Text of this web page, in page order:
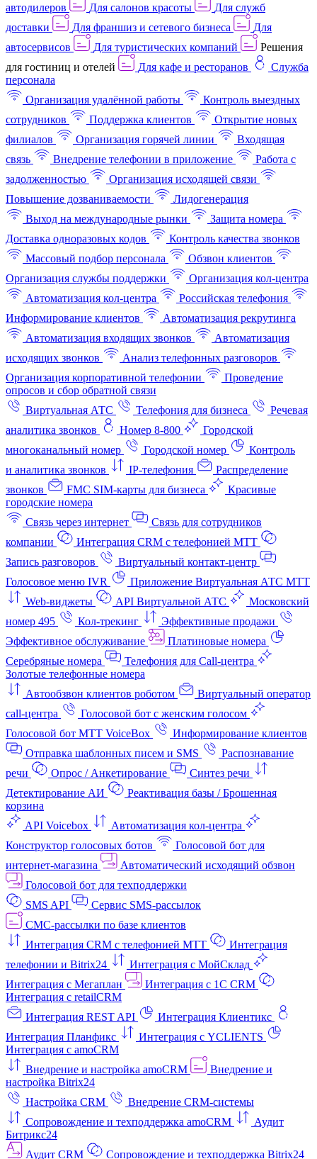
автодилеров
Для салонов красоты
Для служб
доставки
Для франшиз и сетевого бизнеса
Для
автосервисов
Для туристических компаний
Решения
для гостиниц и отелей
Для кафе и ресторанов
Служба
персонала
Организация удалённой работы
Контроль выездных
сотрудников
Поддержка клиентов
Открытие новых
филиалов
Организация горячей линии
Входящая
связь
Внедрение телефонии в приложение
Работа с
задолженностью
Организация исходящей связи
Повышение дозваниваемости
Лидогенерация
Выход на международные рынки
Защита номера
Доставка одноразовых кодов
Контроль качества звонков
Массовый подбор персонала
Обзвон клиентов
Организация службы поддержки
Организация кол-центра
Автоматизация кол-центра
Российская телефония
Информирование клиентов
Автоматизация рекрутинга
Автоматизация входящих звонков
Автоматизация
исходящих звонков
Анализ телефонных разговоров
Организация корпоративной телефонии
Проведение
опросов и сбор обратной связи
Виртуальная АТС
Телефония для бизнеса
Речевая
аналитика звонков
Номер 8-800
Городской
многоканальный номер
Городской номер
Контроль
и аналитика звонков
IP-телефония
Распределение
звонков
FMC SIM-карты для бизнеса
Красивые
городские номера
Связь через интернет
Связь для сотрудников
компании
Интеграция CRM с телефонией МТТ
Запись разговоров
Виртуальный контакт‑центр
Голосовое меню IVR
Приложение Виртуальная АТС МТТ
Web-виджеты
API Виртуальной АТС
Московский
номер 495
Кол-трекинг
Эффективные продажи
Эффективное обслуживание
Платиновые номера
Серебряные номера
Телефония для Call-центра
Золотые телефонные номера
Автообзвон клиентов роботом
Виртуальный оператор
call-центра
Голосовой бот с женским голосом
Голосовой бот МТТ VoiceBox
Информирование клиентов
Отправка шаблонных писем и SMS
Распознавание
речи
Опрос / Анкетирование
Синтез речи
Детектирование АИ
Реактивация базы / Брошенная
корзина
API Voicebox
Автоматизация кол‑центра
Конструктор голосовых ботов
Голосовой бот для
интернет‑магазина
Автоматический исходящий обзвон
Голосовой бот для техподдержки
SMS API
Сервис SMS-рассылок
СМС-рассылки по базе клиентов
Интеграция CRM с телефонией МТТ
Интеграция
телефонии и Bitrix24
Интеграция с МойСклад
Интеграция с Мегаплан
Интеграция с 1C CRM
Интеграция с retailCRM
Интеграция REST API
Интеграция Клиентикс
Интеграция Планфикс
Интеграция с YCLIENTS
Интеграция с amoCRM
Внедрение и настройка amoCRM
Внедрение и
настройка Bitrix24
Настройка CRM
Внедрение CRM-системы
Сопровождение и техподдержка amoCRM
Аудит
Битрикс24
Аудит CRM
Сопровождение и техподдержка Bitrix24